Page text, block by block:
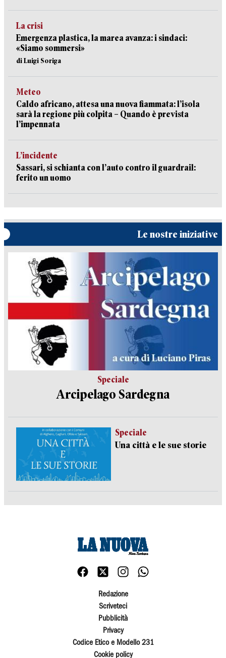
La crisi
Emergenza plastica, la marea avanza: i sindaci:
«Siamo sommersi»
di Luigi Soriga
Meteo
Caldo africano, attesa una nuova fiammata: l’isola
sarà la regione più colpita – Quando è prevista
l’impennata
L’incidente
Sassari, si schianta con l’auto contro il guardrail:
ferito un uomo
Le nostre iniziative
Speciale
Arcipelago Sardegna
Speciale
Una città e le sue storie
Redazione
Scriveteci
Pubblicità
Privacy
Codice Etico e Modello 231
Cookie policy